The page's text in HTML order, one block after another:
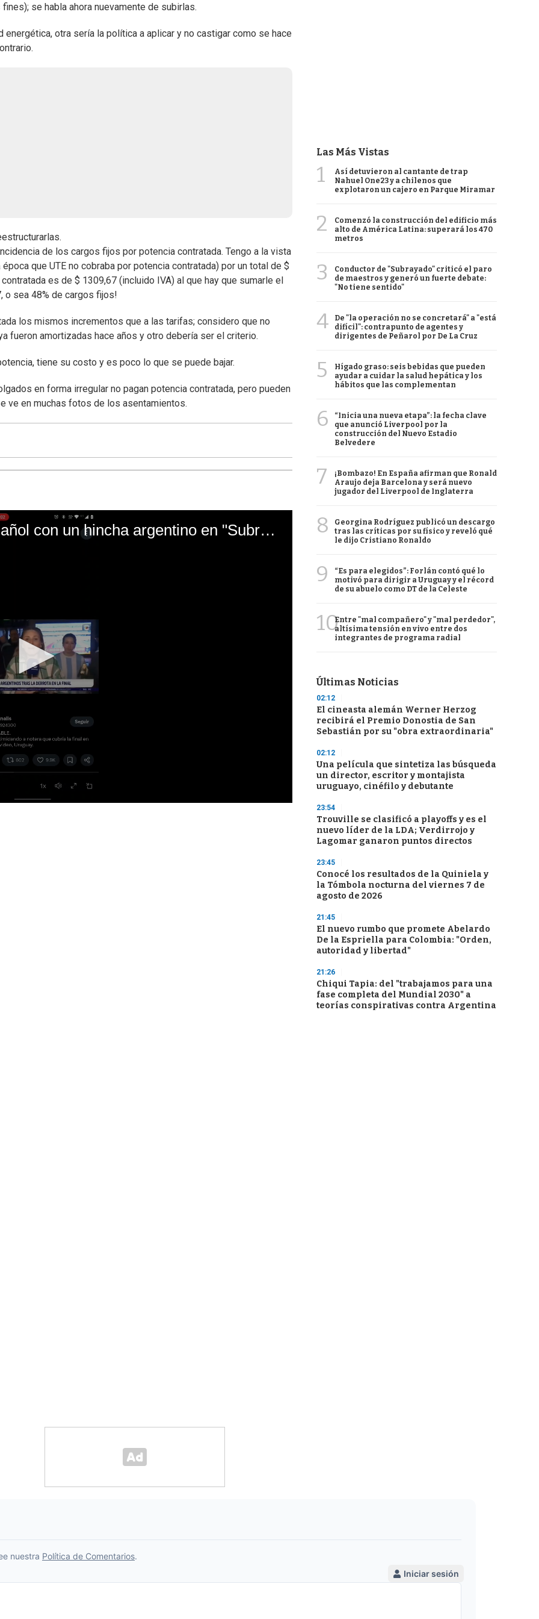
se habla ahora nuevamente de subirlas.
otra sería la política a aplicar y no castigar como se hace
de los cargos fijos por potencia contratada. Tengo a la vista
que UTE no cobraba por potencia contratada) por un total de $
es de $ 1309,67 (incluido IVA) al que hay que sumarle el
o sea 48% de cargos fijos!
los mismos incrementos que a las tarifas; considero que no
fueron amortizadas hace años y otro debería ser el criterio.
tiene su costo y es poco lo que se puede bajar.
en forma irregular no pagan potencia contratada, pero pueden
ve en muchas fotos de los asentamientos.
El mal momento de Yanina Gasañol con un hincha argentino en "Subrayado"
Las Más Vistas
1
Así detuvieron al cantante de trap
Nahuel One23 y a chilenos que
explotaron un cajero en Parque Miramar
2
Comenzó la construcción del edificio más
alto de América Latina: superará los 470
metros
3
Conductor de "Subrayado" criticó el paro
de maestros y generó un fuerte debate:
"No tiene sentido"
4
De "la operación no se concretará" a "está
difícil": contrapunto de agentes y
dirigentes de Peñarol por De La Cruz
5
Hígado graso: seis bebidas que pueden
ayudar a cuidar la salud hepática y los
hábitos que las complementan
6
“Inicia una nueva etapa”: la fecha clave
que anunció Liverpool por la
construcción del Nuevo Estadio
Belvedere
7
¡Bombazo! En España afirman que Ronald
Araujo deja Barcelona y será nuevo
jugador del Liverpool de Inglaterra
8
Georgina Rodríguez publicó un descargo
tras las críticas por su físico y reveló qué
le dijo Cristiano Ronaldo
9
“Es para elegidos”: Forlán contó qué lo
motivó para dirigir a Uruguay y el récord
de su abuelo como DT de la Celeste
10Entre "mal compañero" y "mal perdedor",
altísima tensión en vivo entre dos
integrantes de programa radial
Últimas Noticias
02:12
El cineasta alemán Werner Herzog
recibirá el Premio Donostia de San
Sebastián por su "obra extraordinaria"
02:12
Una película que sintetiza las búsqueda
un director, escritor y montajista
uruguayo, cinéfilo y debutante
23:54
Trouville se clasificó a playoffs y es el
nuevo líder de la LDA; Verdirrojo y
Lagomar ganaron puntos directos
23:45
Conocé los resultados de la Quiniela y
la Tómbola nocturna del viernes 7 de
agosto de 2026
21:45
El nuevo rumbo que promete Abelardo
De la Espriella para Colombia: "Orden,
autoridad y libertad"
21:26
Chiqui Tapia: del "trabajamos para una
fase completa del Mundial 2030" a
teorías conspirativas contra Argentina